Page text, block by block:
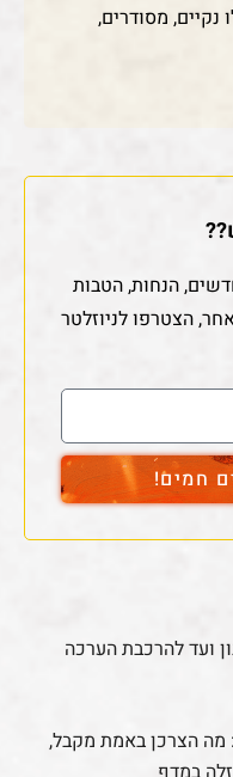
מסודרים,
הנחות, הטבות
הצטרפו לניוזלטר
חמים!
ועד להרכבת הערכה
הבשר 2026: מה הצרכן באמת מקבל,